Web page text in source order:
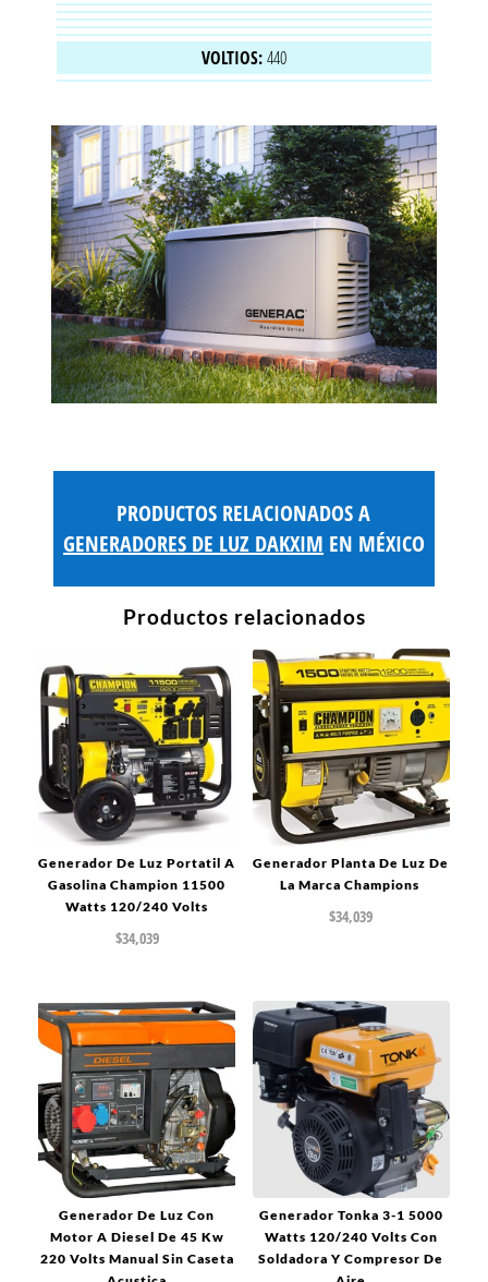
VOLTIOS:440
PRODUCTOS RELACIONADOS A
GENERADORES DE LUZ DAKXIM EN MÉXICO
Productos relacionados
Generador De Luz Portatil A
Gasolina Champion 11500
Watts 120/240 Volts
$34,039
Generador Planta De Luz De
La Marca Champions
$34,039
Generador De Luz Con
Motor A Diesel De 45 Kw
220 Volts Manual Sin Caseta
Generador Tonka 3-1 5000
Watts 120/240 Volts Con
Soldadora Y Compresor De